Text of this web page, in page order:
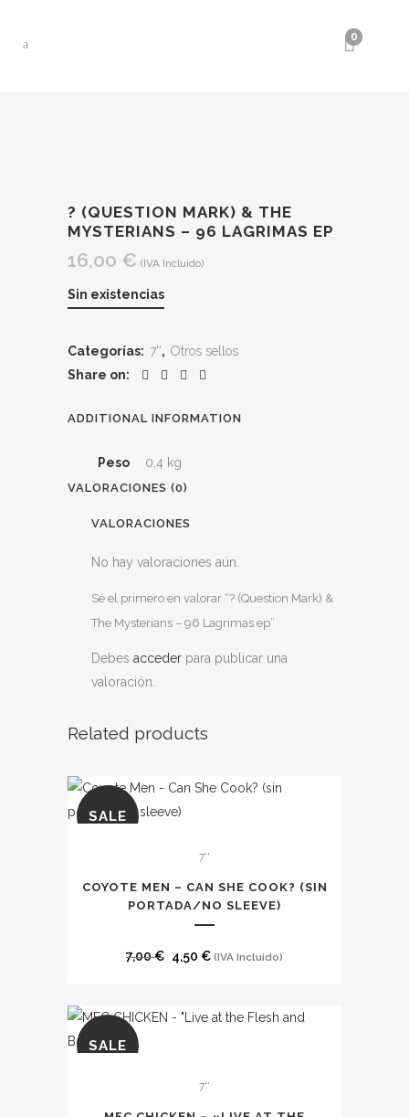
0
? (QUESTION MARK) & THE
MYSTERIANS ‎– 96 LAGRIMAS EP
16,00 € (IVA Incluido)
Sin existencias
Categorías: 7'', Otros sellos
Share on:
ADDITIONAL INFORMATION
Peso 0,4 kg
VALORACIONES (0)
VALORACIONES
No hay valoraciones aún.
Sé el primero en valorar “? (Question Mark) &
The Mysterians ‎– 96 Lagrimas ep”
Debes acceder para publicar una
valoración.
Related products
SALE
7''
COYOTE MEN – CAN SHE COOK? (SIN
PORTADA/NO SLEEVE)
7,00€ El
era:
4,50 €El
es:
(IVA Incluido)
SALE
7''